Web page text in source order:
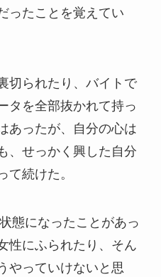
ったことを覚えてい
切られたり、バイトで
タを全部抜かれて持っ
あったが、自分の心は
、せっかく興した自分
て続けた。
態になったことがあっ
性にふられたり、そん
やっていけないと思